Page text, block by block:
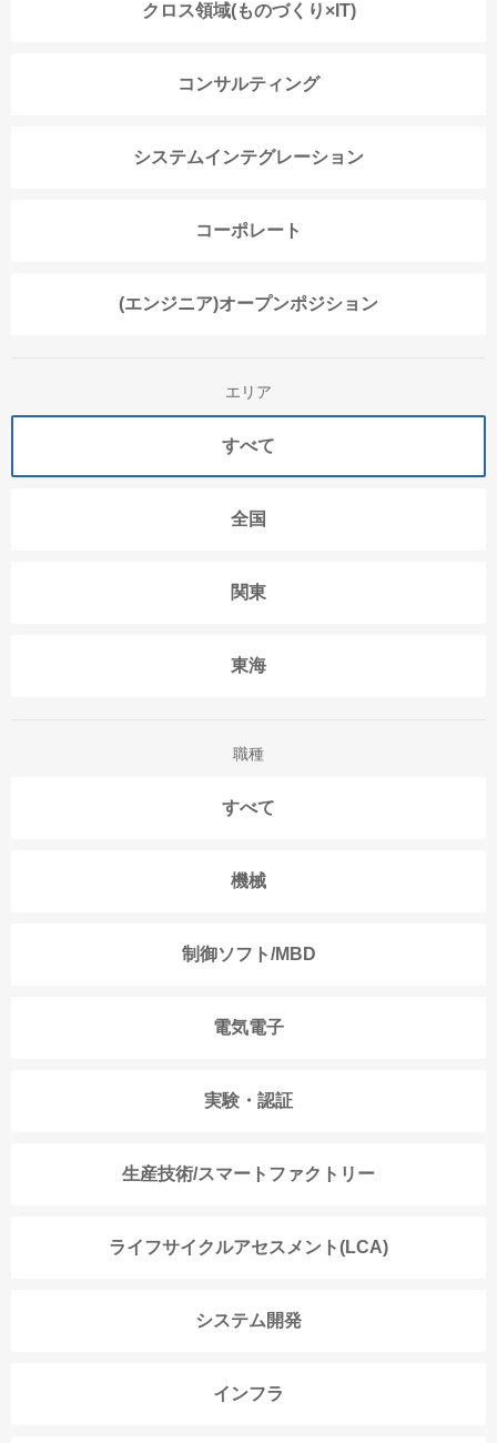
クロス領域(ものづくり×IT)
コンサルティング
システムインテグレーション
コーポレート
(エンジニア)オープンポジション
エリア
すべて
全国
関東
東海
職種
すべて
機械
制御ソフト/MBD
電気電子
実験・認証
生産技術/スマートファクトリー
ライフサイクルアセスメント(LCA)
システム開発
インフラ